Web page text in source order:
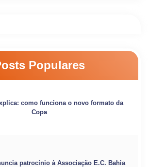
Populares
como funciona o novo formato da
Copa
patrocínio à Associação E.C. Bahia